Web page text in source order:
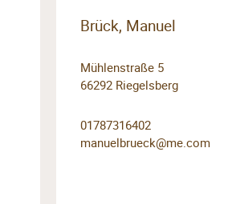
Brück, Manuel
Mühlenstraße 5
66292 Riegelsberg
01787316402
manuelbrueck@me.com